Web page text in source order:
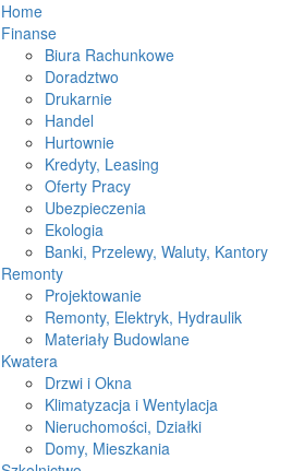
Home
Finanse
Biura Rachunkowe
Doradztwo
Drukarnie
Handel
Hurtownie
Kredyty, Leasing
Oferty Pracy
Ubezpieczenia
Ekologia
Banki, Przelewy, Waluty, Kantory
Remonty
Projektowanie
Remonty, Elektryk, Hydraulik
Materiały Budowlane
Kwatera
Drzwi i Okna
Klimatyzacja i Wentylacja
Nieruchomości, Działki
Domy, Mieszkania